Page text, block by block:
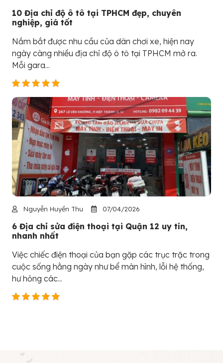
10 Địa chỉ độ ô tô tại TPHCM đẹp, chuyên
nghiệp, giá tốt
Nắm bắt được nhu cầu của dân chơi xe, hiện nay
ngày càng nhiều địa chỉ độ ô tô tại TPHCM mở ra.
Mỗi gara...
Nguyễn Huyền Thu 07/04/2026
6 Địa chỉ sửa điện thoại tại Quận 12 uy tín,
nhanh nhất
Việc chiếc điện thoại của bạn gặp các trục trặc trong
cuộc sống hằng ngày như bể màn hình, lỗi hệ thống,
hư hỏng các...